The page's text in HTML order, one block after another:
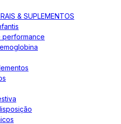
& SUPLEMENTOS
performance